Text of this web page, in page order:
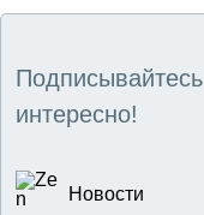
интересно!
Новости